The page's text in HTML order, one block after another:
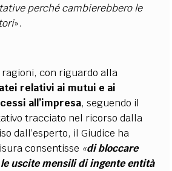
perché cambierebbero le
».
ragioni, con riguardo alla
relativi ai mutui e ai
all’impresa, seguendo il
tracciato nel ricorso dalla
dall’esperto, il Giudice ha
consentisse «di bloccare
uscite mensili di ingente entità